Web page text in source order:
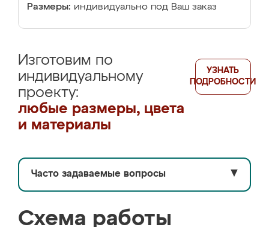
Размеры: индивидуально под Ваш заказ
Изготовим по
индивидуальному
проекту:
любые размеры, цвета
и материалы
УЗНАТЬ
ПОДРОБНОСТИ
Часто задаваемые вопросы ▼
Схема работы